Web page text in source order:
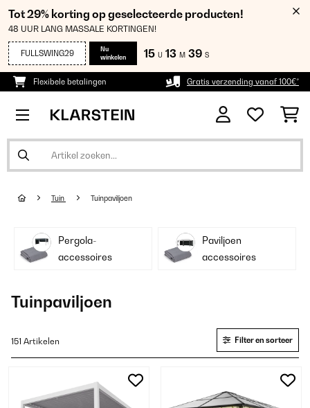
Tot 29% korting op geselecteerde producten!
48 UUR LANG MASSALE KORTINGEN!
FULLSWING29
Nu
winkelen
15 U 13 M 38 S
Flexibele betalingen Gratis verzending vanaf 100€*
Tuin Tuinpaviljoen
Pergola-
accessoires
Paviljoen
accessoires
Tuinpaviljoen
151 Artikelen Filter en sorteer